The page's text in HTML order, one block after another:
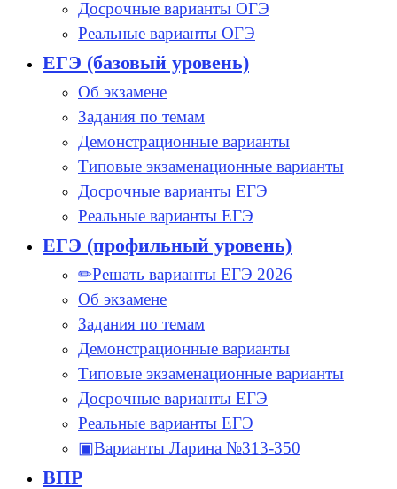
Досрочные варианты ОГЭ
Реальные варианты ОГЭ
ЕГЭ (базовый уровень)
Об экзамене
Задания по темам
Демонстрационные варианты
Типовые экзаменационные варианты
Досрочные варианты ЕГЭ
Реальные варианты ЕГЭ
ЕГЭ (профильный уровень)
✏Решать варианты ЕГЭ 2026
Об экзамене
Задания по темам
Демонстрационные варианты
Типовые экзаменационные варианты
Досрочные варианты ЕГЭ
Реальные варианты ЕГЭ
▣Варианты Ларина №313-350
ВПР